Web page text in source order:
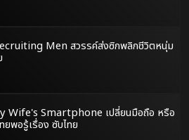
Men สวรรค์ส่งซิกพลิกชีวิตหนุ่ม
Wife's Smartphone เปลี่ยนมือถือ หรือ
ยพอรู้เรื่อง ซับไทย